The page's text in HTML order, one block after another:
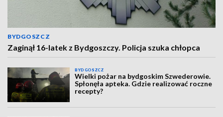
BYDGOSZCZ
Zaginął 16-latek z Bydgoszczy. Policja szuka chłopca
BYDGOSZCZ
Wielki pożar na bydgoskim Szwederowie.
Spłonęła apteka. Gdzie realizować roczne
recepty?